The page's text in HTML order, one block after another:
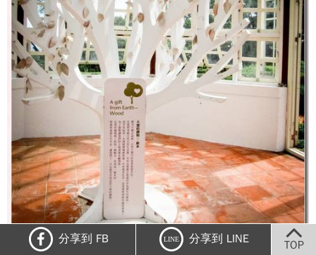
分享到 FB LINE 分享到 LINE TOP